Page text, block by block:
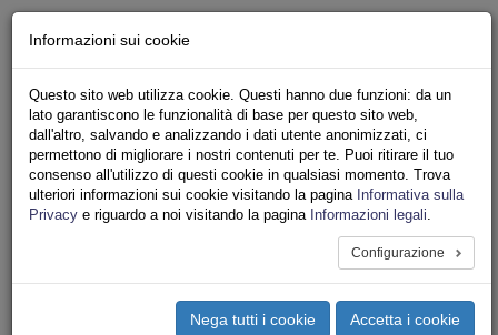
Iscriviti
Ricerca
Area Stampa
Privacy
TRASPORTI
navigation
Toggle
Informazioni sui cookie
Questo sito web utilizza cookie. Questi hanno due funzioni: da un
lato garantiscono le funzionalità di base per questo sito web,
dall'altro, salvando e analizzando i dati utente anonimizzati, ci
permettono di migliorare i nostri contenuti per te. Puoi ritirare il tuo
consenso all'utilizzo di questi cookie in qualsiasi momento. Trova
ulteriori informazioni sui cookie visitando la pagina Informativa sulla
Privacy e riguardo a noi visitando la pagina Informazioni legali.
Configurazione
Nega tutti i cookie Accetta i cookie